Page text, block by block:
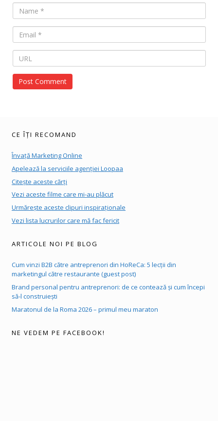
CE ÎȚI RECOMAND
Învață Marketing Online
Apelează la serviciile agenției Loopaa
Citește aceste cărți
Vezi aceste filme care mi-au plăcut
Urmărește aceste clipuri inspiraționale
Vezi lista lucrurilor care mă fac fericit
ARTICOLE NOI PE BLOG
Cum vinzi B2B către antreprenori din HoReCa: 5 lecții din
marketingul către restaurante (guest post)
Brand personal pentru antreprenori: de ce contează și cum începi
să-l construiești
Maratonul de la Roma 2026 – primul meu maraton
NE VEDEM PE FACEBOOK!